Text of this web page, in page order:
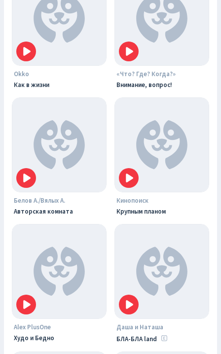
Okko
Как в жизни
«Что? Где? Когда?»
Внимание, вопрос!
Белов А./Вялых А.
Авторская комната
Кинопоиск
Крупным планом
Alex PlusOne
Худо и Бедно
Даша и Наташа
БЛА-БЛА land